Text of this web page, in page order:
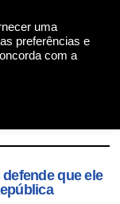
uma
preferências e
com a
que ele